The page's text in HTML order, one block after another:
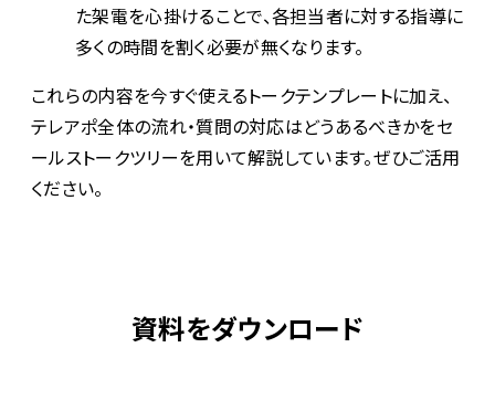
た架電を心掛けることで、各担当者に対する指導に
多くの時間を割く必要が無くなります。
これらの内容を今すぐ使えるトークテンプレートに加え、
テレアポ全体の流れ・質問の対応はどうあるべきかをセ
ールストークツリーを用いて解説しています。ぜひご活用
ください。
資料をダウンロード